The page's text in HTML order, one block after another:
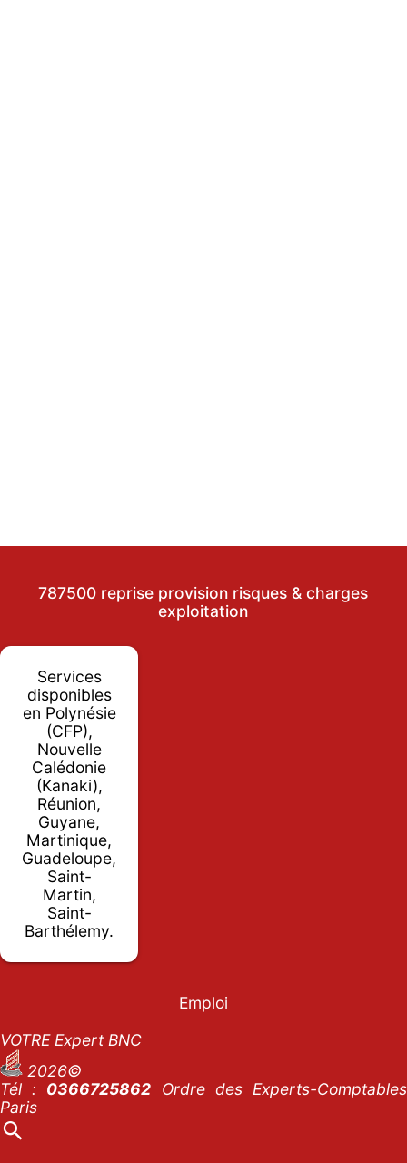
787500 reprise provision risques & charges
exploitation
Services
disponibles
en Polynésie
(CFP),
Nouvelle
Calédonie
(Kanaki),
Réunion,
Guyane,
Martinique,
Guadeloupe,
Saint-
Martin,
Saint-
Barthélemy.
Emploi
VOTRE Expert BNC
2026©
Tél : 0366725862 Ordre des Experts-Comptables
Paris